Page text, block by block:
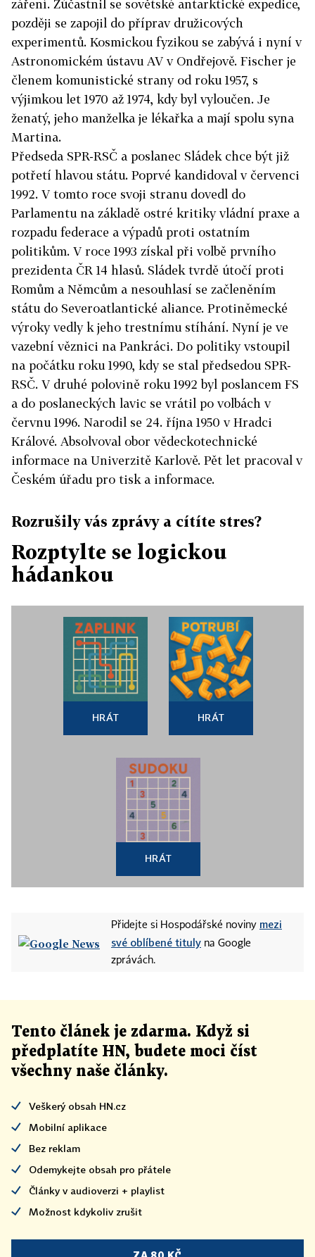
záření. Zúčastnil se sovětské antarktické expedice,
později se zapojil do příprav družicových
experimentů. Kosmickou fyzikou se zabývá i nyní v
Astronomickém ústavu AV v Ondřejově. Fischer je
členem komunistické strany od roku 1957, s
výjimkou let 1970 až 1974, kdy byl vyloučen. Je
ženatý, jeho manželka je lékařka a mají spolu syna
Martina.
Předseda SPR-RSČ a poslanec Sládek chce být již
potřetí hlavou státu. Poprvé kandidoval v červenci
1992. V tomto roce svoji stranu dovedl do
Parlamentu na základě ostré kritiky vládní praxe a
rozpadu federace a výpadů proti ostatním
politikům. V roce 1993 získal při volbě prvního
prezidenta ČR 14 hlasů. Sládek tvrdě útočí proti
Romům a Němcům a nesouhlasí se začleněním
státu do Severoatlantické aliance. Protiněmecké
výroky vedly k jeho trestnímu stíhání. Nyní je ve
vazební věznici na Pankráci. Do politiky vstoupil
na počátku roku 1990, kdy se stal předsedou SPR-
RSČ. V druhé polovině roku 1992 byl poslancem FS
a do poslaneckých lavic se vrátil po volbách v
červnu 1996. Narodil se 24. října 1950 v Hradci
Králové. Absolvoval obor vědeckotechnické
informace na Univerzitě Karlově. Pět let pracoval v
Českém úřadu pro tisk a informace.
Rozrušily vás zprávy a cítíte stres?
Rozptylte se logickou
hádankou
HRÁT HRÁT
HRÁT
Přidejte si Hospodářské noviny mezi
své oblíbené tituly na Google
zprávách.
Tento článek je zdarma. Když si
předplatíte HN, budete moci číst
všechny naše články.
Veškerý obsah HN.cz
Mobilní aplikace
Bez reklam
Odemykejte obsah pro přátele
Články v audioverzi + playlist
Možnost kdykoliv zrušit